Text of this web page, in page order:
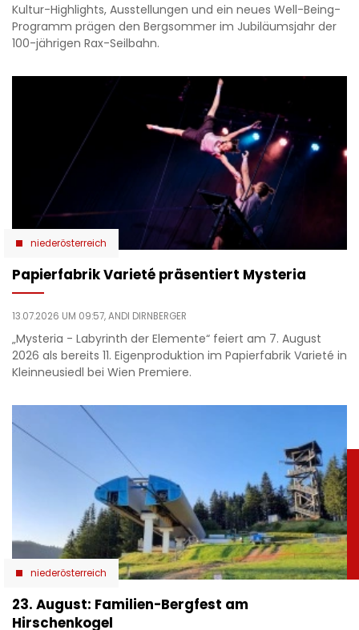
Kultur-Highlights, Ausstellungen und ein neues Well-Being-
Programm prägen den Bergsommer im Jubiläumsjahr der
100-jährigen Rax-Seilbahn.
niederösterreich
Papierfabrik Varieté präsentiert Mysteria
13.07.2026 UM 09:57,ANDI DIRNBERGER
„Mysteria - Labyrinth der Elemente“ feiert am 7. August
2026 als bereits 11. Eigenproduktion im Papierfabrik Varieté in
Kleinneusiedl bei Wien Premiere.
niederösterreich
23. August: Familien-Bergfest am
Hirschenkogel